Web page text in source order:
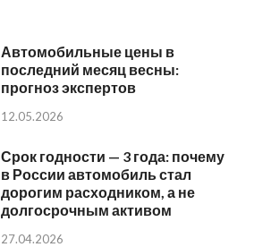
Автомобильные цены в
последний месяц весны:
прогноз экспертов
12.05.2026
Срок годности — 3 года: почему
в России автомобиль стал
дорогим расходником, а не
долгосрочным активом
27.04.2026